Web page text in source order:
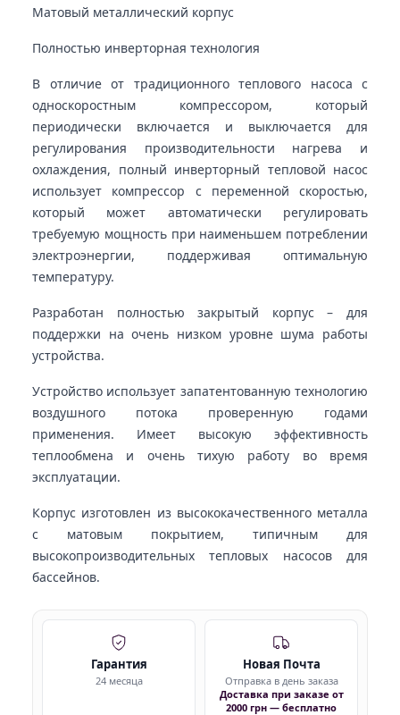
Матовый металлический корпус
Полностью инверторная технология
В отличие от традиционного теплового насоса с
односкоростным компрессором, который
периодически включается и выключается для
регулирования производительности нагрева и
охлаждения, полный инверторный тепловой насос
использует компрессор с переменной скоростью,
который может автоматически регулировать
требуемую мощность при наименьшем потреблении
электроэнергии, поддерживая оптимальную
температуру.
Разработан полностью закрытый корпус – для
поддержки на очень низком уровне шума работы
устройства.
Устройство использует запатентованную технологию
воздушного потока проверенную годами
применения. Имеет высокую эффективность
теплообмена и очень тихую работу во время
эксплуатации.
Корпус изготовлен из высококачественного металла
с матовым покрытием, типичным для
высокопроизводительных тепловых насосов для
бассейнов.
Гарантия
24 месяца
Новая Почта
Отправка в день заказа
Доставка при заказе от
2000 грн — бесплатно